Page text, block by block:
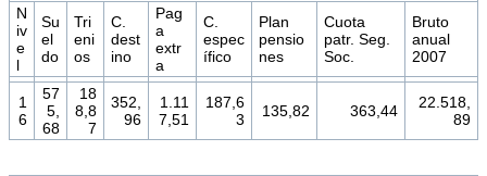
N
iv
e
l
Su
el
do
Tri
eni
os
C.
dest
ino
Pag
a
extr
a
C.
espec
ífico
Plan
pensio
nes
Cuota
patr. Seg.
Soc.
Bruto
anual
2007
1
6
57
5,
68
18
8,8
7
352,
96
1.11
7,51
187,6
3
135,82 363,44
22.518,
89